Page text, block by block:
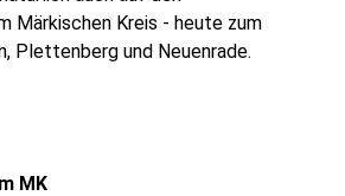
Märkischen Kreis - heute zum
Plettenberg und Neuenrade.
MK